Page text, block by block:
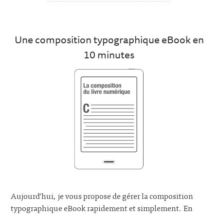
Une composition typographique eBook en
10 minutes
Aujourd’hui, je vous propose de gérer la composition
typographique eBook rapidement et simplement. En